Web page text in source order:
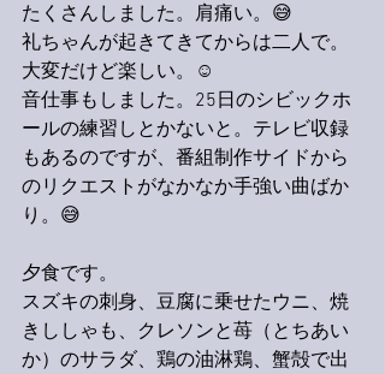
たくさんしました。肩痛い。😅
礼ちゃんが起きてきてからは二人で。
大変だけど楽しい。☺️
音仕事もしました。25日のシビックホ
ールの練習しとかないと。テレビ収録
もあるのですが、番組制作サイドから
のリクエストがなかなか手強い曲ばか
り。😅
夕食です。
スズキの刺身、豆腐に乗せたウニ、焼
きししゃも、クレソンと苺（とちあい
か）のサラダ、鶏の油淋鶏、蟹殻で出